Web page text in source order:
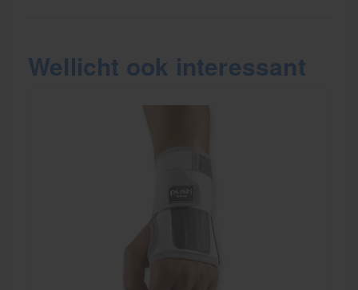
Wellicht ook interessant